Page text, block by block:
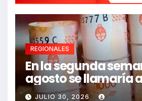
REGIONALES
En la segunda
agosto se llamaría
paritarias
JULIO 30, 2026